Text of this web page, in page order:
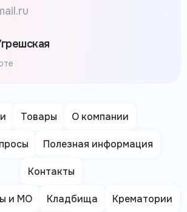
Товары О компании
Полезная информация
Контакты
и МО Кладбища Крематории